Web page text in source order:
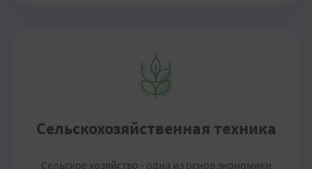
Сельскохозяйственная техника
Сельское хозяйство - одна из основ экономики